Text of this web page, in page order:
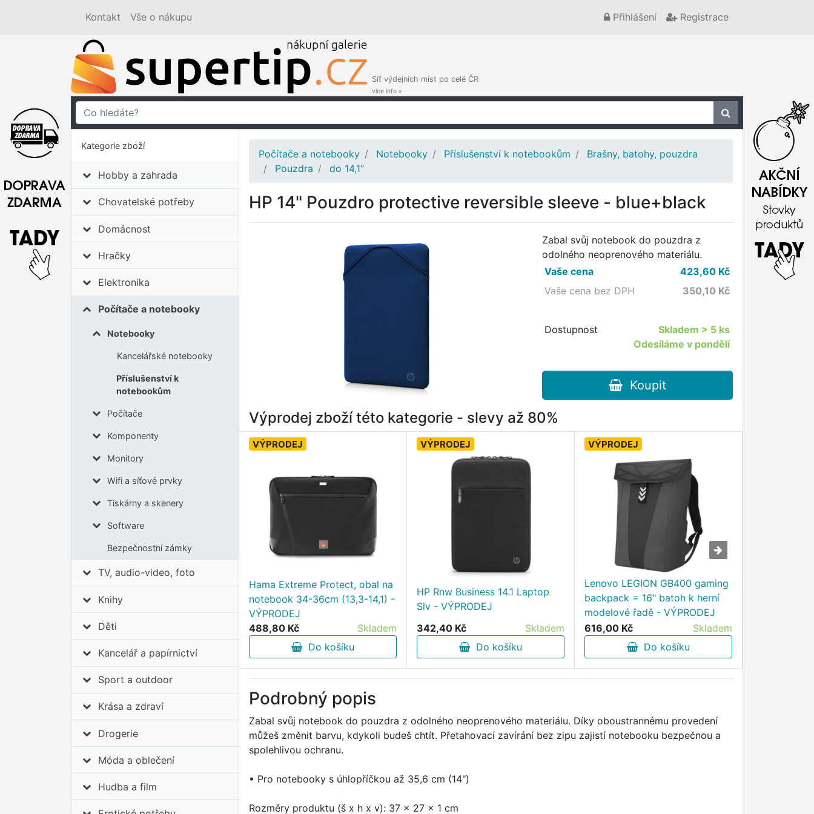
Kontakt Vše o nákupu Přihlášení Registrace
Síť výdejních míst po celé ČR
více info »
Kategorie zboží
Hobby a zahrada
Chovatelské potřeby
Domácnost
Hračky
Elektronika
Počítače a notebooky
Notebooky
Kancelářské notebooky
Příslušenství k
notebookům
Počítače
Komponenty
Monitory
Wifi a síťové prvky
Tiskárny a skenery
Software
Bezpečnostní zámky
TV, audio-video, foto
Knihy
Děti
Kancelář a papírnictví
Sport a outdoor
Krása a zdraví
Drogerie
Móda a oblečení
Hudba a film
Počítače a notebooky Notebooky Příslušenství k notebookům
Brašny, batohy, pouzdra
Pouzdra
do 14,1"
HP 14" Pouzdro protective reversible sleeve - blue+black
Zabal svůj notebook do pouzdra z
odolného neoprenového materiálu.
Vaše cena
423,60Kč
Vaše cena bez DPH
350,10 Kč
Dostupnost Skladem > 5 ks
Odesíláme v pondělí
Koupit
Výprodej zboží této kategorie - slevy až 80%
VÝPRODEJ
Hama Extreme Protect, obal na
notebook 34-36cm (13,3-14,1) -
VÝPRODEJ
488,80 Kč
Skladem
Do košíku
VÝPRODEJ
HP Rnw Business 14.1 Laptop
Slv - VÝPRODEJ
342,40 Kč
Skladem
Do košíku
VÝPRODEJ
Lenovo LEGION GB400 gaming
backpack = 16" batoh k herní
modelové řadě - VÝPRODEJ
616,00 Kč
Skladem
Do košíku
Podrobný popis
Zabal svůj notebook do pouzdra z odolného neoprenového materiálu. Díky oboustrannému provedení
můžeš změnit barvu, kdykoli budeš chtít. Přetahovací zavírání bez zipu zajistí notebooku bezpečnou a
spolehlivou ochranu.
• Pro notebooky s úhlopříčkou až 35,6 cm (14")
Rozměry produktu (š x h x v): 37 × 27 × 1 cm